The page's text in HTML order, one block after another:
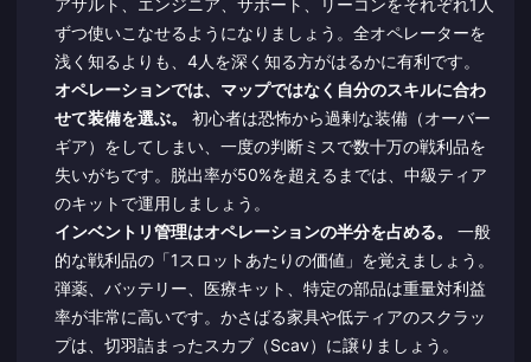
アサルト、エンジニア、サポート、リーコンをそれぞれ1人
ずつ使いこなせるようになりましょう。全オペレーターを
浅く知るよりも、4人を深く知る方がはるかに有利です。
オペレーションでは、マップではなく自分のスキルに合わ
せて装備を選ぶ。
初心者は恐怖から過剰な装備（オーバー
ギア）をしてしまい、一度の判断ミスで数十万の戦利品を
失いがちです。脱出率が50%を超えるまでは、中級ティア
のキットで運用しましょう。
インベントリ管理はオペレーションの半分を占める。
一般
的な戦利品の「1スロットあたりの価値」を覚えましょう。
弾薬、バッテリー、医療キット、特定の部品は重量対利益
率が非常に高いです。かさばる家具や低ティアのスクラッ
プは、切羽詰まったスカブ（Scav）に譲りましょう。